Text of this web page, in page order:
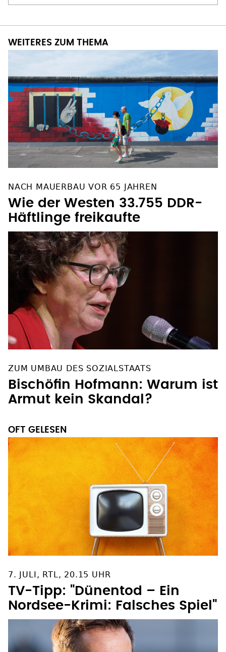
WEITERES ZUM THEMA
NACH MAUERBAU VOR 65 JAHREN
Wie der Westen 33.755 DDR-
Häftlinge freikaufte
ZUM UMBAU DES SOZIALSTAATS
Bischöfin Hofmann: Warum ist
Armut kein Skandal?
OFT GELESEN
7. JULI, RTL, 20.15 UHR
TV-Tipp: "Dünentod – Ein
Nordsee-Krimi: Falsches Spiel"